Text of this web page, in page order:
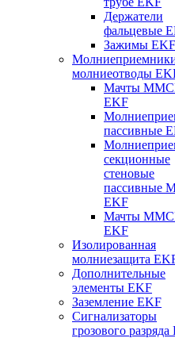
Держатели
фальцевые
Зажимы EKF
молниеотводы
Мачты
EKF
пассивные
секционные
стеновые
пассивные
EKF
Мачты
EKF
Изолированная
молниезащита
Дополнительные
элементы EKF
Заземление EKF
Сигнализаторы
грозового